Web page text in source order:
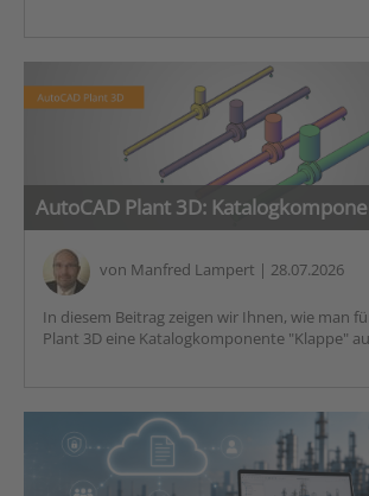
AutoCAD Plant 3D:
von Manfred Lampert | 28.07.2026
In diesem Beitrag zeigen wir Ihnen, wie man
Plant 3D eine Katalogkomponente "Klappe"